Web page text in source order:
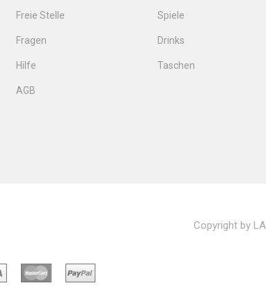
Freie Stelle
Fragen
Hilfe
AGB
Spiele
Drinks
Taschen
Copyright by